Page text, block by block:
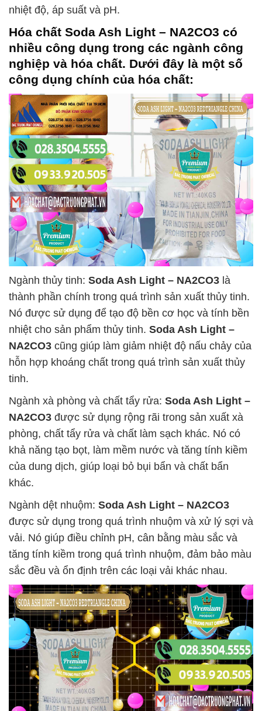
nhiệt độ, áp suất và pH.
Hóa chất Soda Ash Light – NA2CO3 có
nhiều công dụng trong các ngành công
nghiệp và hóa chất. Dưới đây là một số
công dụng chính của hóa chất:
Ngành thủy tinh: Soda Ash Light – NA2CO3 là
thành phần chính trong quá trình sản xuất thủy tinh.
Nó được sử dụng để tạo độ bền cơ học và tính bền
nhiệt cho sản phẩm thủy tinh. Soda Ash Light –
NA2CO3 cũng giúp làm giảm nhiệt độ nấu chảy của
hỗn hợp khoáng chất trong quá trình sản xuất thủy
tinh.
Ngành xà phòng và chất tẩy rửa: Soda Ash Light –
NA2CO3 được sử dụng rộng rãi trong sản xuất xà
phòng, chất tẩy rửa và chất làm sạch khác. Nó có
khả năng tạo bọt, làm mềm nước và tăng tính kiềm
của dung dịch, giúp loại bỏ bụi bẩn và chất bẩn
khác.
Ngành dệt nhuộm: Soda Ash Light – NA2CO3
được sử dụng trong quá trình nhuộm và xử lý sợi và
vải. Nó giúp điều chỉnh pH, cân bằng màu sắc và
tăng tính kiềm trong quá trình nhuộm, đảm bảo màu
sắc đều và ổn định trên các loại vải khác nhau.